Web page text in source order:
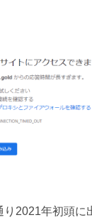
2021年初頭に